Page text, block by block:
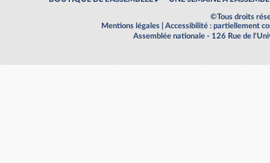
©Tous droits
Mentions légales
Accessibilité : partiellement
Assemblée nationale - 126 Rue de